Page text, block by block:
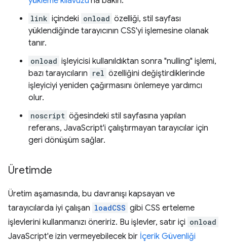
link içindeki onload özelliği, stil sayfası
yüklendiğinde tarayıcının CSS'yi işlemesine olanak
tanır.
onload işleyicisi kullanıldıktan sonra "nulling" işlemi,
bazı tarayıcıların rel özelliğini değiştirdiklerinde
işleyiciyi yeniden çağırmasını önlemeye yardımcı
olur.
noscript öğesindeki stil sayfasına yapılan
referans, JavaScript'i çalıştırmayan tarayıcılar için
geri dönüşüm sağlar.
Üretimde
Üretim aşamasında, bu davranışı kapsayan ve
tarayıcılarda iyi çalışan loadCSS gibi CSS erteleme
işlevlerini kullanmanızı öneririz. Bu işlevler, satır içi onload
JavaScript'e izin vermeyebilecek bir İçerik Güvenliği